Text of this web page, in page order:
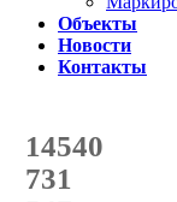
Объекты
Новости
Контакты
14540
с начала года
731
с начала месяца